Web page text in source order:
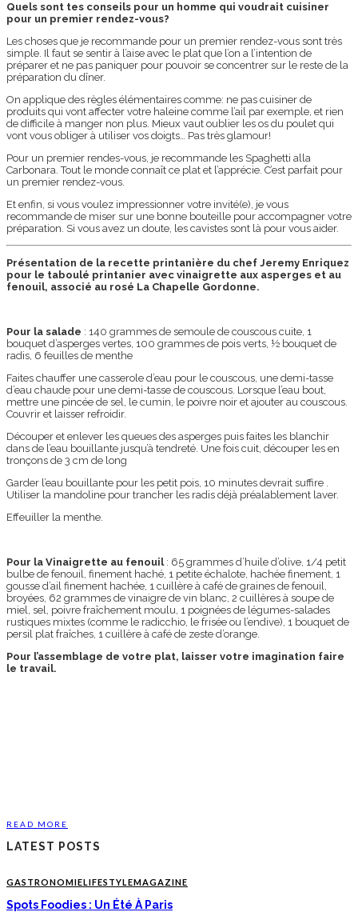
Quels sont tes conseils pour un homme qui voudrait cuisiner
pour un premier rendez-vous?
Les choses que je recommande pour un premier rendez-vous sont très
simple. Il faut se sentir à l’aise avec le plat que l’on a l’intention de
préparer et ne pas paniquer pour pouvoir se concentrer sur le reste de la
préparation du dîner.
On applique des règles élémentaires comme: ne pas cuisiner de
produits qui vont affecter votre haleine comme l’ail par exemple, et rien
de difficile à manger non plus. Mieux vaut oublier les os du poulet qui
vont vous obliger à utiliser vos doigts… Pas très glamour!
Pour un premier rendes-vous, je recommande les Spaghetti alla
Carbonara. Tout le monde connaît ce plat et l’apprécie. C’est parfait pour
un premier rendez-vous.
Et enfin, si vous voulez impressionner votre invité(e), je vous
recommande de miser sur une bonne bouteille pour accompagner votre
préparation. Si vous avez un doute, les cavistes sont là pour vous aider.
Présentation de la recette printanière du chef Jeremy Enriquez
pour le taboulé printanier avec vinaigrette aux asperges et au
fenouil, associé au rosé La Chapelle Gordonne.
Pour la salade : 140 grammes de semoule de couscous cuite, 1
bouquet d’asperges vertes, 100 grammes de pois verts, ½ bouquet de
radis, 6 feuilles de menthe
Faites chauffer une casserole d’eau pour le couscous, une demi-tasse
d’eau chaude pour une demi-tasse de couscous. Lorsque l’eau bout,
mettre une pincée de sel, le cumin, le poivre noir et ajouter au couscous.
Couvrir et laisser refroidir.
Découper et enlever les queues des asperges puis faites les blanchir
dans de l’eau bouillante jusqu’à tendreté. Une fois cuit, découper les en
tronçons de 3 cm de long
Garder l’eau bouillante pour les petit pois, 10 minutes devrait suffire .
Utiliser la mandoline pour trancher les radis déjà préalablement laver.
Effeuiller la menthe.
Pour la Vinaigrette au fenouil: 65 grammes d’huile d’olive, 1/4 petit
bulbe de fenouil, finement haché, 1 petite échalote, hachée finement, 1
gousse d’ail finement hachée, 1 cuillère à café de graines de fenouil,
broyées, 62 grammes de vinaigre de vin blanc, 2 cuillères à soupe de
miel, sel, poivre fraîchement moulu, 1 poignées de légumes-salades
rustiques mixtes (comme le radicchio, le frisée ou l’endive), 1 bouquet de
persil plat fraîches, 1 cuillère à café de zeste d’orange.
Pour l’assemblage de votre plat, laisser votre imagination faire
le travail.
READ MORE
LATEST POSTS
GASTRONOMIELIFESTYLEMAGAZINE
Spots Foodies : Un Été À Paris